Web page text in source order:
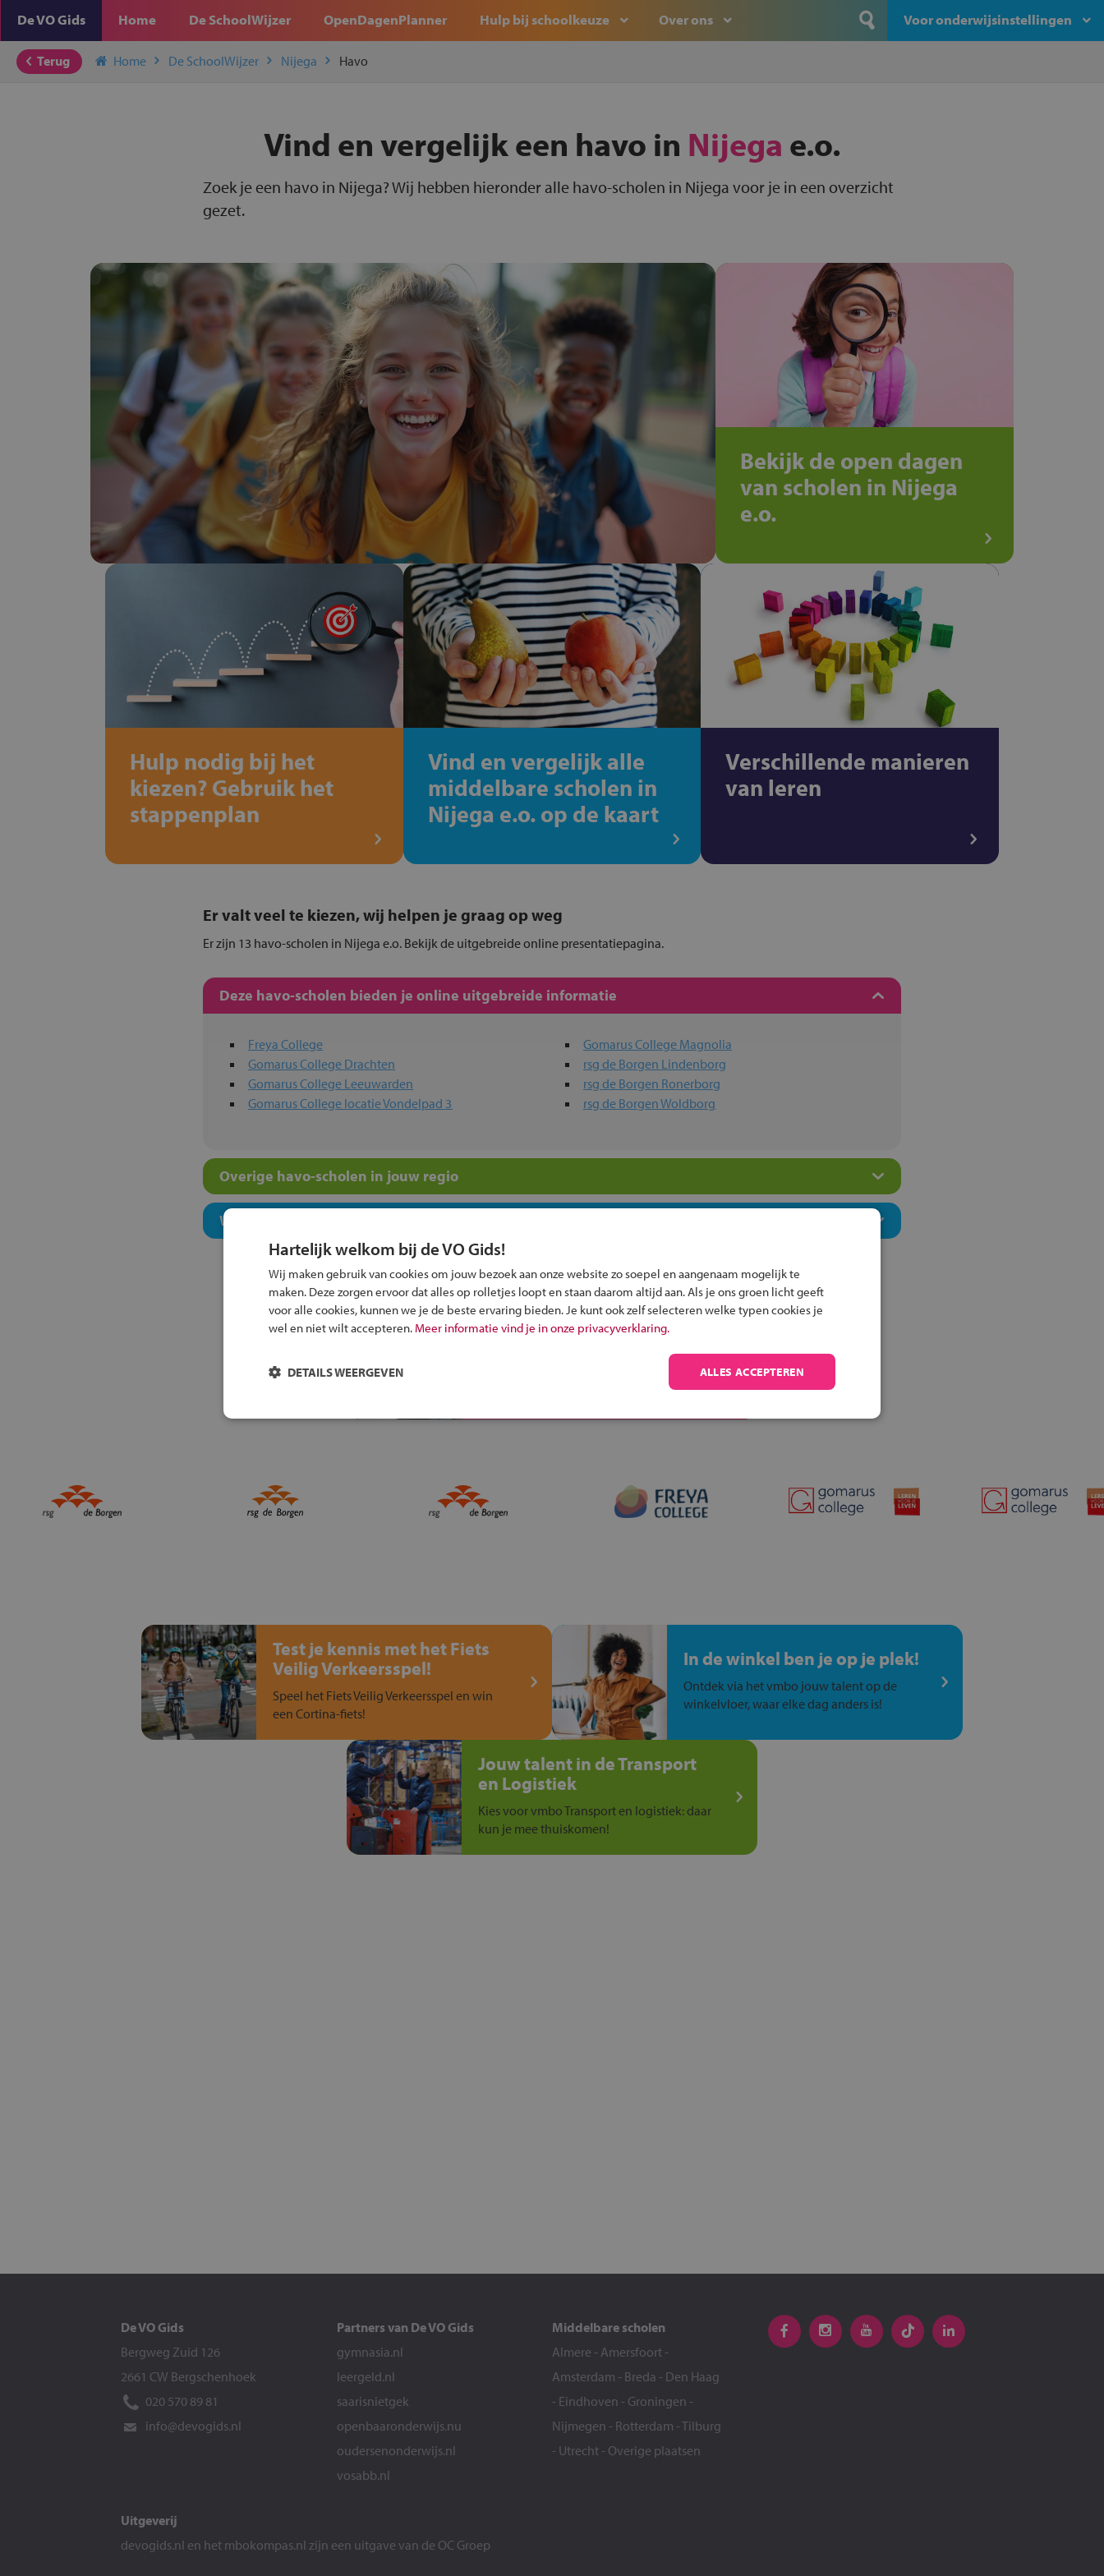
De VO Gids Home De SchoolWijzer OpenDagenPlanner Hulp bij schoolkeuze Over ons Voor onderwijsinstellingen
Terug Home De SchoolWijzer Nijega Havo
Vind en vergelijk een havo in Nijega e.o.
Zoek je een havo in Nijega? Wij hebben hieronder alle havo-scholen in Nijega voor je in een overzicht
gezet.
Bekijk de open dagen
van scholen in Nijega
e.o.
Hulp nodig bij het
kiezen? Gebruik het
stappenplan
Vind en vergelijk alle
middelbare scholen in
Nijega e.o. op de kaart
Verschillende manieren
van leren
Er valt veel te kiezen, wij helpen je graag op weg
Er zijn 13 havo-scholen in Nijega e.o. Bekijk de uitgebreide online presentatiepagina.
Deze havo-scholen bieden je online uitgebreide informatie
Freya College
Gomarus College Drachten
Gomarus College Leeuwarden
Gomarus College locatie Vondelpad 3
Gomarus College Magnolia
rsg de Borgen Lindenborg
rsg de Borgen Ronerborg
rsg de Borgen Woldborg
Overige havo-scholen in jouw regio
Welk onderwijsconcept past bij jou?
Inschrijven?
Alle informatie om je kind aan te melden bij
Test je kennis met het Fiets
Veilig Verkeersspel!
Speel het Fiets Veilig Verkeersspel en win
een Cortina-fiets!
In de winkel ben je op je plek!
Ontdek via het vmbo jouw talent op de
winkelvloer, waar elke dag anders is!
Jouw talent in de Transport
en Logistiek
Kies voor vmbo Transport en logistiek: daar
kun je mee thuiskomen!
De VO Gids
Bergweg Zuid 126
2661 CW Bergschenhoek
020 570 89 81
info@devogids.nl
Partners van De VO Gids
gymnasia.nl
leergeld.nl
saarisnietgek
openbaaronderwijs.nu
oudersenonderwijs.nl
vosabb.nl
Middelbare scholen
Almere - Amersfoort -
Amsterdam - Breda - Den Haag
- Eindhoven - Groningen -
Nijmegen - Rotterdam -Tilburg
- Utrecht - Overige plaatsen
Uitgeverij
devogids.nl en het mbokompas.nl zijn een uitgave van de OC Groep
Hartelijk welkom bij de VO Gids!
Wij maken gebruik van cookies om jouw bezoek aan onze website zo soepel en aangenaam mogelijk te
maken. Deze zorgen ervoor dat alles op rolletjes loopt en staan daarom altijd aan. Als je ons groen licht geeft
voor alle cookies, kunnen we je de beste ervaring bieden. Je kunt ook zelf selecteren welke typen cookies je
wel en niet wilt accepteren. Meer informatie vind je in onze privacyverklaring.
ALLES ACCEPTEREN
DETAILS WEERGEVEN